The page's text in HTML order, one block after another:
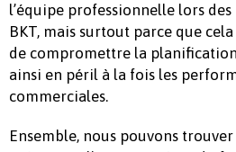
l’équipe professionnelle lors
BKT, mais surtout parce que
de compromettre la
ainsi en péril à la fois les
commerciales.
Ensemble, nous pouvons